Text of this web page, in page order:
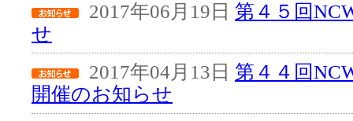
2017年06月19日 第４５回
せ
2017年04月13日 第４４回
開催のお知らせ